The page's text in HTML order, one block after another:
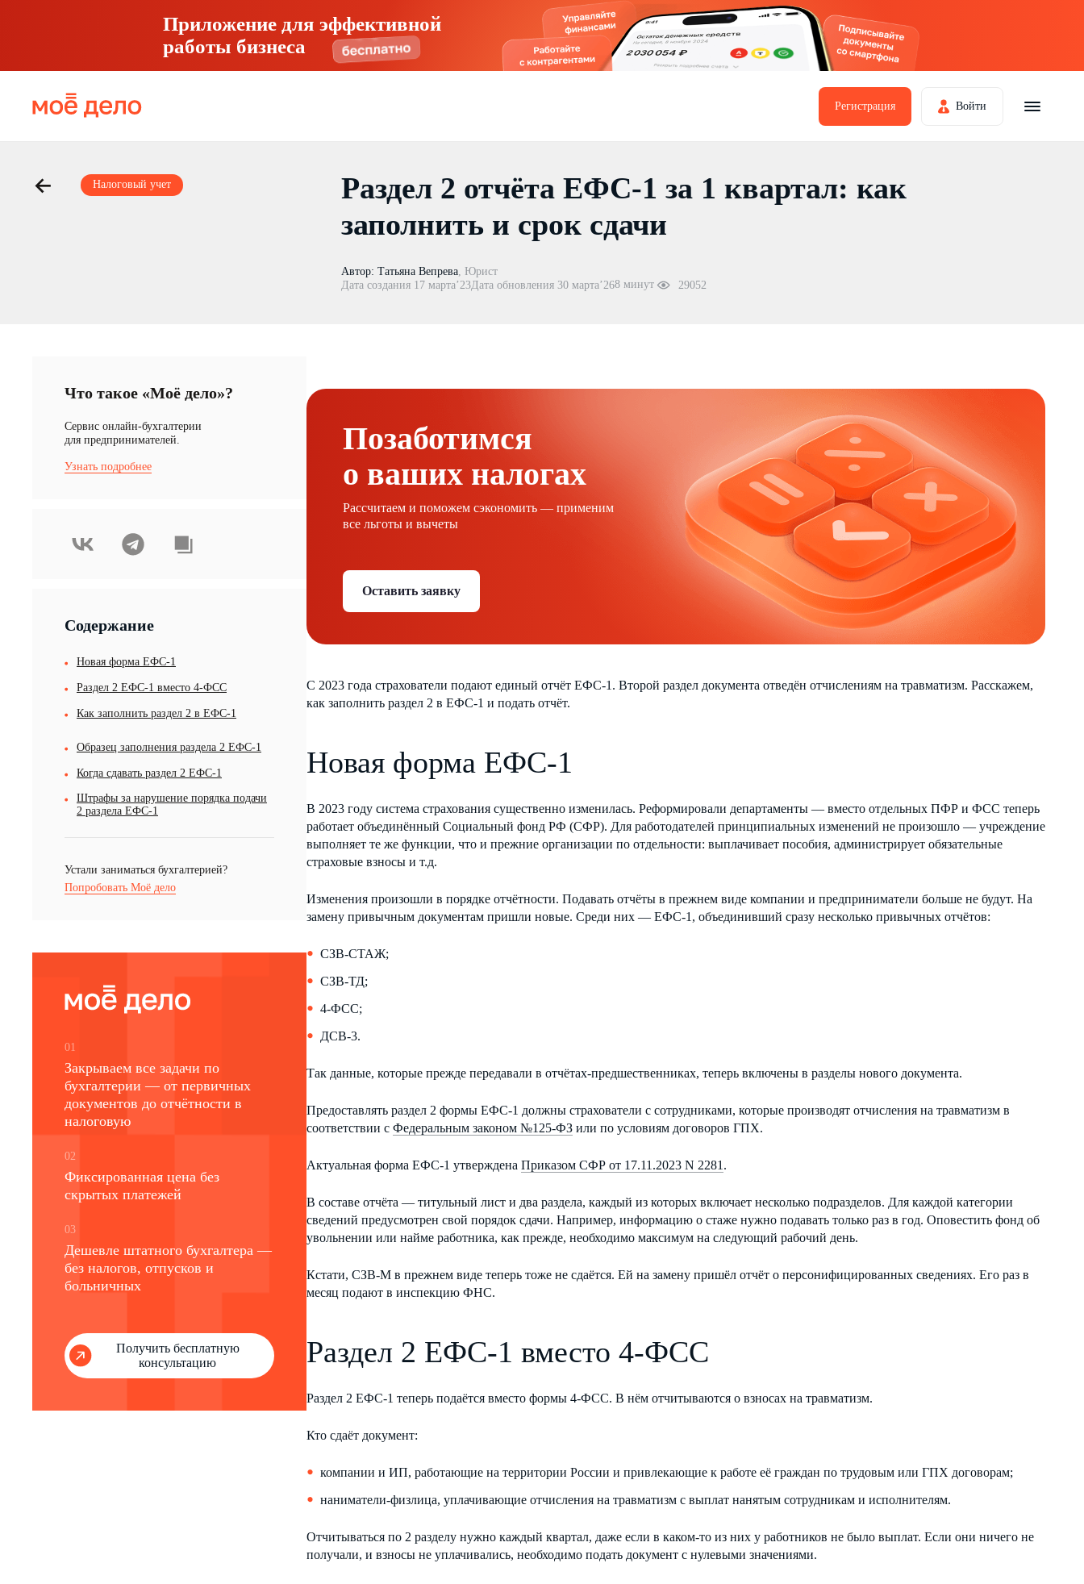
Приложение для эффективной
работы бизнеса
Регистрация Войти
Налоговый учет
Раздел 2 отчёта ЕФС-1 за 1 квартал: как
заполнить и срок сдачи
Автор: Татьяна Вепрева, Юрист
Дата создания 17 марта’23Дата обновления 30 марта’268 минут 29052
Что такое «Моё дело»?
Cервис онлайн-бухгалтерии
для предпринимателей.
Узнать подробнее
Содержание
Новая форма ЕФС-1
Раздел 2 ЕФС-1 вместо 4-ФСС
Как заполнить раздел 2 в ЕФС-1
Образец заполнения раздела 2 ЕФС-1
Когда сдавать раздел 2 ЕФС-1
Штрафы за нарушение порядка подачи
2 раздела ЕФС-1
Устали заниматься бухгалтерией?
Попробовать Моё дело
01
Закрываем все задачи по
бухгалтерии — от первичных
документов до отчётности в
налоговую
02
Фиксированная цена без
скрытых платежей
03
Дешевле штатного бухгалтера —
без налогов, отпусков и
больничных
Получить бесплатную
консультацию
Позаботимся
о ваших налогах
Рассчитаем и поможем сэкономить — применим
все льготы и вычеты
Оставить заявку
С 2023 года страхователи подают единый отчёт ЕФС-1. Второй раздел документа отведён отчислениям на травматизм. Расскажем,
как заполнить раздел 2 в ЕФС-1 и подать отчёт.
Новая форма ЕФС-1
В 2023 году система страхования существенно изменилась. Реформировали департаменты — вместо отдельных ПФР и ФСС теперь
работает объединённый Социальный фонд РФ (СФР). Для работодателей принципиальных изменений не произошло — учреждение
выполняет те же функции, что и прежние организации по отдельности: выплачивает пособия, администрирует обязательные
страховые взносы и т.д.
Изменения произошли в порядке отчётности. Подавать отчёты в прежнем виде компании и предприниматели больше не будут. На
замену привычным документам пришли новые. Среди них — ЕФС-1, объединивший сразу несколько привычных отчётов:
СЗВ-СТАЖ;
СЗВ-ТД;
4-ФСС;
ДСВ-3.
Так данные, которые прежде передавали в отчётах-предшественниках, теперь включены в разделы нового документа.
Предоставлять раздел 2 формы ЕФС-1 должны страхователи с сотрудниками, которые производят отчисления на травматизм в
соответствии с Федеральным законом №125-ФЗ или по условиям договоров ГПХ.
Актуальная форма ЕФС-1 утверждена Приказом СФР от 17.11.2023 N 2281 .
В составе отчёта — титульный лист и два раздела, каждый из которых включает несколько подразделов. Для каждой категории
сведений предусмотрен свой порядок сдачи. Например, информацию о стаже нужно подавать только раз в год. Оповестить фонд об
увольнении или найме работника, как прежде, необходимо максимум на следующий рабочий день.
Кстати, СЗВ-М в прежнем виде теперь тоже не сдаётся. Ей на замену пришёл отчёт о персонифицированных сведениях. Его раз в
месяц подают в инспекцию ФНС.
Раздел 2 ЕФС-1 вместо 4-ФСС
Раздел 2 ЕФС-1 теперь подаётся вместо формы 4-ФСС. В нём отчитываются о взносах на травматизм.
Кто сдаёт документ:
компании и ИП, работающие на территории России и привлекающие к работе её граждан по трудовым или ГПХ договорам;
наниматели-физлица, уплачивающие отчисления на травматизм с выплат нанятым сотрудникам и исполнителям.
Отчитываться по 2 разделу нужно каждый квартал, даже если в каком-то из них у работников не было выплат. Если они ничего не
получали, и взносы не уплачивались, необходимо подать документ с нулевыми значениями.